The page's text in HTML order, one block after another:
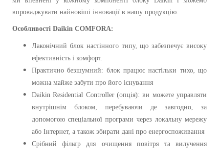
впроваджувати найновіші інновації в нашу продукцію.
Особливості Daikin COMFORA:
Лаконічний блок настінного типу, що забезпечує високу
ефективність і комфорт.
Практично безшумний: блок працює настільки тихо, що
можна майже забути про його існування
Daikin Residential Controller (опція): ви можете управляти
внутрішнім блоком, перебуваючи де завгодно, за
допомогою спеціальної програми через локальну мережу
або Інтернет, а також збирати дані про енергоспоживання
Срібний фільтр для очищення повітря та вилучення